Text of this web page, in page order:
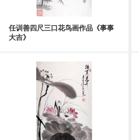
任训善四尺三口花鸟画作品《事事
大吉》